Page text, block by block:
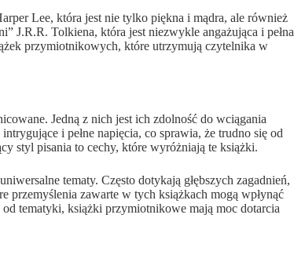
Lee, która jest nie tylko piękna i mądra, ale również
J.R.R. Tolkiena, która jest niezwykle angażująca i pełna
przymiotnikowych, które utrzymują czytelnika w
Jedną z nich jest ich zdolność do wciągania
i pełne napięcia, co sprawia, że trudno się od
styl pisania to cechy, które wyróżniają te książki.
tematy. Często dotykają głębszych zagadnień,
przemyślenia zawarte w tych książkach mogą wpłynąć
tematyki, książki przymiotnikowe mają moc dotarcia